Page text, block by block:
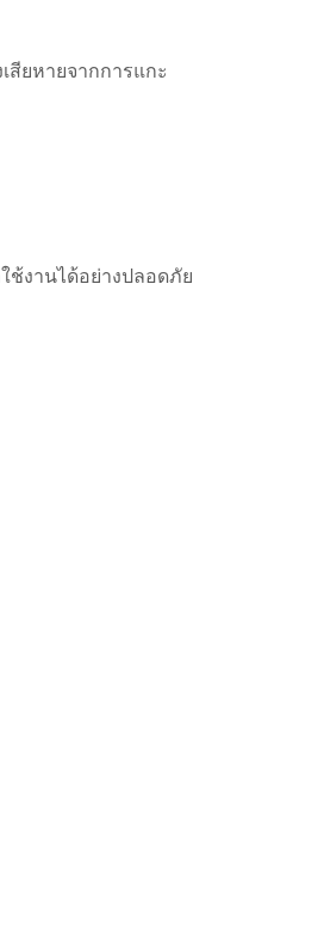
สียหายจากการแกะ
ช้งานได้อย่างปลอดภัย